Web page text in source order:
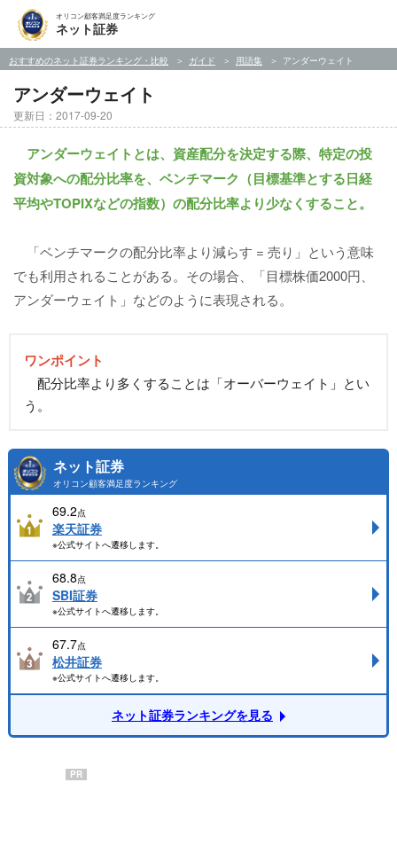
オリコン顧客満足度ランキング
ネット証券
おすすめのネット証券ランキング・比較 ガイド 用語集 アンダーウェイト
アンダーウェイト
更新日：2017-09-20
アンダーウェイトとは、資産配分を決定する際、特定の投
資対象への配分比率を、ベンチマーク（目標基準とする日経
平均やTOPIXなどの指数）の配分比率より少なくすること。
「ベンチマークの配分比率より減らす = 売り」という意味
でも利用されることがある。その場合、「目標株価2000円、
アンダーウェイト」などのように表現される。
ワンポイント
配分比率より多くすることは「オーバーウェイト」とい
う。
ネット証券
オリコン顧客満足度ランキング
69.2点
楽天証券
※公式サイトへ遷移します。
68.8点
SBI証券
※公式サイトへ遷移します。
67.7点
松井証券
※公式サイトへ遷移します。
ネット証券ランキングを見る
PR